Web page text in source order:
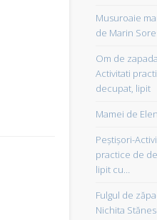
Musuroaie
de Marin
Om de
Activitati
decupat, lipit
Mamei de
Peştişori-
practice de
lipit cu…
Fulgul de
Nichita